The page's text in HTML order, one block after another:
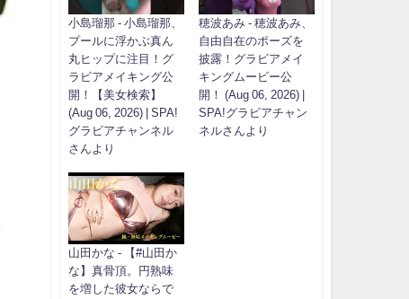
小島瑠那 - 小島瑠那、
プールに浮かぶ真ん
丸ヒップに注目！グ
ラビアメイキング公
開！【美女検索】
(Aug 06, 2026) | SPA!
グラビアチャンネル
さんより
穂波あみ - 穂波あみ、
自由自在のポーズを
披露！グラビアメイ
キングムービー公
開！ (Aug 06, 2026) |
SPA!グラビアチャン
ネルさんより
山田かな - 【#山田か
な】真骨頂。円熟味
を増した彼女ならで